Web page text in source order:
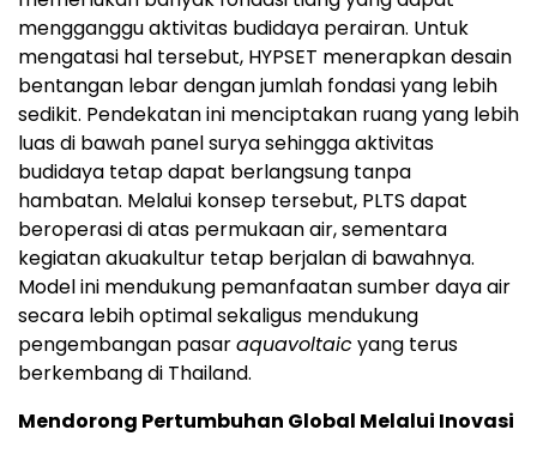
mengganggu aktivitas budidaya perairan. Untuk
mengatasi hal tersebut, HYPSET menerapkan desain
bentangan lebar dengan jumlah fondasi yang lebih
sedikit. Pendekatan ini menciptakan ruang yang lebih
luas di bawah panel surya sehingga aktivitas
budidaya tetap dapat berlangsung tanpa
hambatan. Melalui konsep tersebut, PLTS dapat
beroperasi di atas permukaan air, sementara
kegiatan akuakultur tetap berjalan di bawahnya.
Model ini mendukung pemanfaatan sumber daya air
secara lebih optimal sekaligus mendukung
pengembangan pasaraquavoltaicyang terus
berkembang di Thailand.
Mendorong Pertumbuhan Global Melalui Inovasi